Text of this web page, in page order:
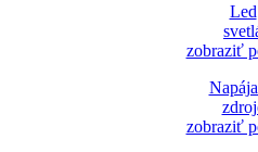
Led
zobraziť
zobraziť